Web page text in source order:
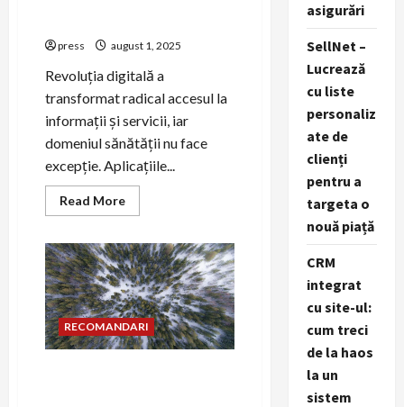
press august 1, 2025
Revoluția digitală a
transformat radical accesul la
informații și servicii, iar
domeniul sănătății nu face
excepție. Aplicațiile...
Read MoreRead
more
pentru
lansarea
aplicațiilor
mobile
de
sănătate
RECOMANDARI
asigurări
SellNet –
Lucrează
cu liste
personaliz
ate de
clienți
pentru a
targeta o
nouă piață
CRM
integrat
cu site-ul:
cum treci
de la haos
la un
sistem